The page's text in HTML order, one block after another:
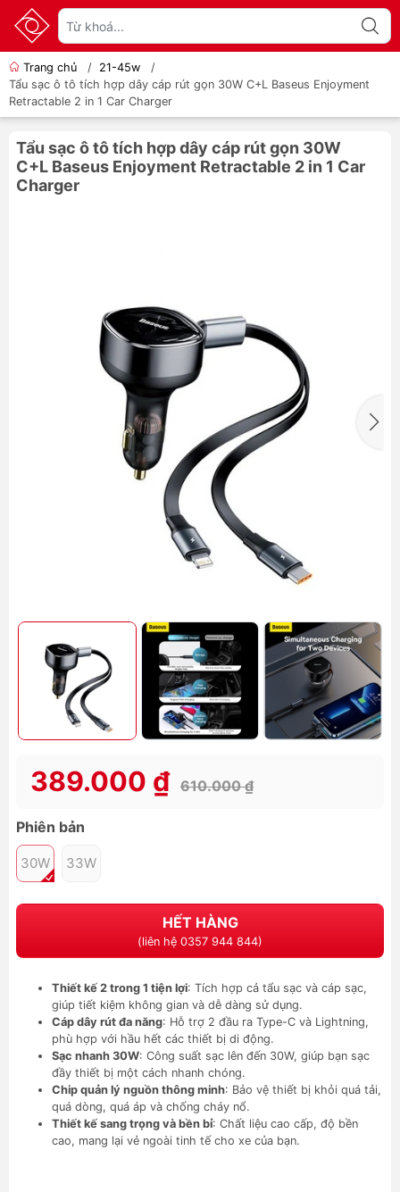
Trang chủ / 21-45w
/
Tẩu sạc ô tô tích hợp dây cáp rút gọn 30W C+L Baseus Enjoyment
Retractable 2 in 1 Car Charger
Tẩu sạc ô tô tích hợp dây cáp rút gọn 30W
C+L Baseus Enjoyment Retractable 2 in 1 Car
Charger
389.000 ₫ 610.000 ₫
Phiên bản
30W 33W
HẾT HÀNG
(liên hệ 0357 944 844)
Thiết kế 2 trong 1 tiện lợi: Tích hợp cả tẩu sạc và cáp sạc,
giúp tiết kiệm không gian và dễ dàng sử dụng.
Cáp dây rút đa năng: Hỗ trợ 2 đầu ra Type-C và Lightning,
phù hợp với hầu hết các thiết bị di động.
Sạc nhanh 30W: Công suất sạc lên đến 30W, giúp bạn sạc
đầy thiết bị một cách nhanh chóng.
Chip quản lý nguồn thông minh: Bảo vệ thiết bị khỏi quá tải,
quá dòng, quá áp và chống cháy nổ.
Thiết kế sang trọng và bền bỉ: Chất liệu cao cấp, độ bền
cao, mang lại vẻ ngoài tinh tế cho xe của bạn.